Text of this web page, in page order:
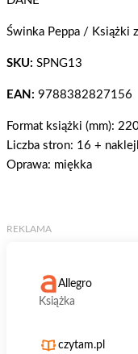
Świnka Peppa / Książki
SKU: SPNG13
EAN: 9788382827156
Format książki (mm):
Liczba stron: 16 +
Oprawa: miękka